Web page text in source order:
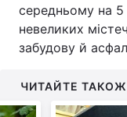
середньому на 5
невеликих
забудову й
ЧИТАЙТЕ